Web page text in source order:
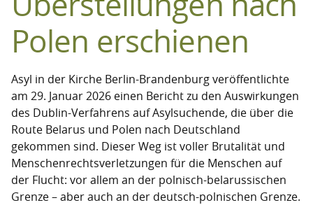
Polen erschienen
Asyl in der Kirche Berlin-Brandenburg veröffentlichte
am 29. Januar 2026 einen Bericht zu den Auswirkungen
des Dublin-Verfahrens auf Asylsuchende, die über die
Route Belarus und Polen nach Deutschland
gekommen sind. Dieser Weg ist voller Brutalität und
Menschenrechtsverletzungen für die Menschen auf
der Flucht: vor allem an der polnisch-belarussischen
Grenze – aber auch an der deutsch-polnischen Grenze.